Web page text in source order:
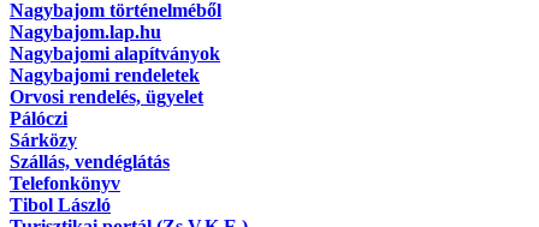
Nagybajom történelméből
Nagybajom.lap.hu
Nagybajomi alapítványok
Nagybajomi rendeletek
Orvosi rendelés, ügyelet
Pálóczi
Sárközy
Szállás, vendéglátás
Telefonkönyv
Tibol László